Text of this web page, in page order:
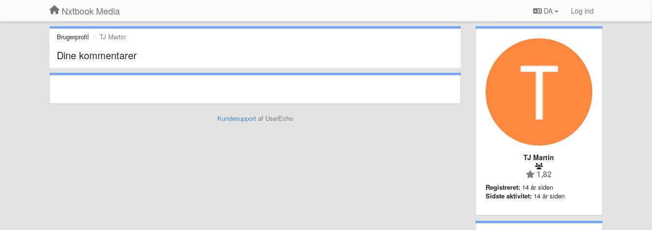
Nxtbook Media DA Log ind
Brugerprofil TJ Martin
Dine kommentarer
Kundesupportaf UserEcho
TJ Martin
1,82
Registreret: 14 år siden
Sidste aktivitet: 14 år siden